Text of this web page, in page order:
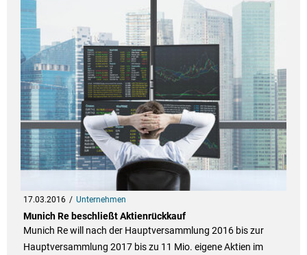
17.03.2016 Unternehmen
Munich Re beschließt Aktienrückkauf
Munich Re will nach der Hauptversammlung 2016 bis zur
Hauptversammlung 2017 bis zu 11 Mio. eigene Aktien im